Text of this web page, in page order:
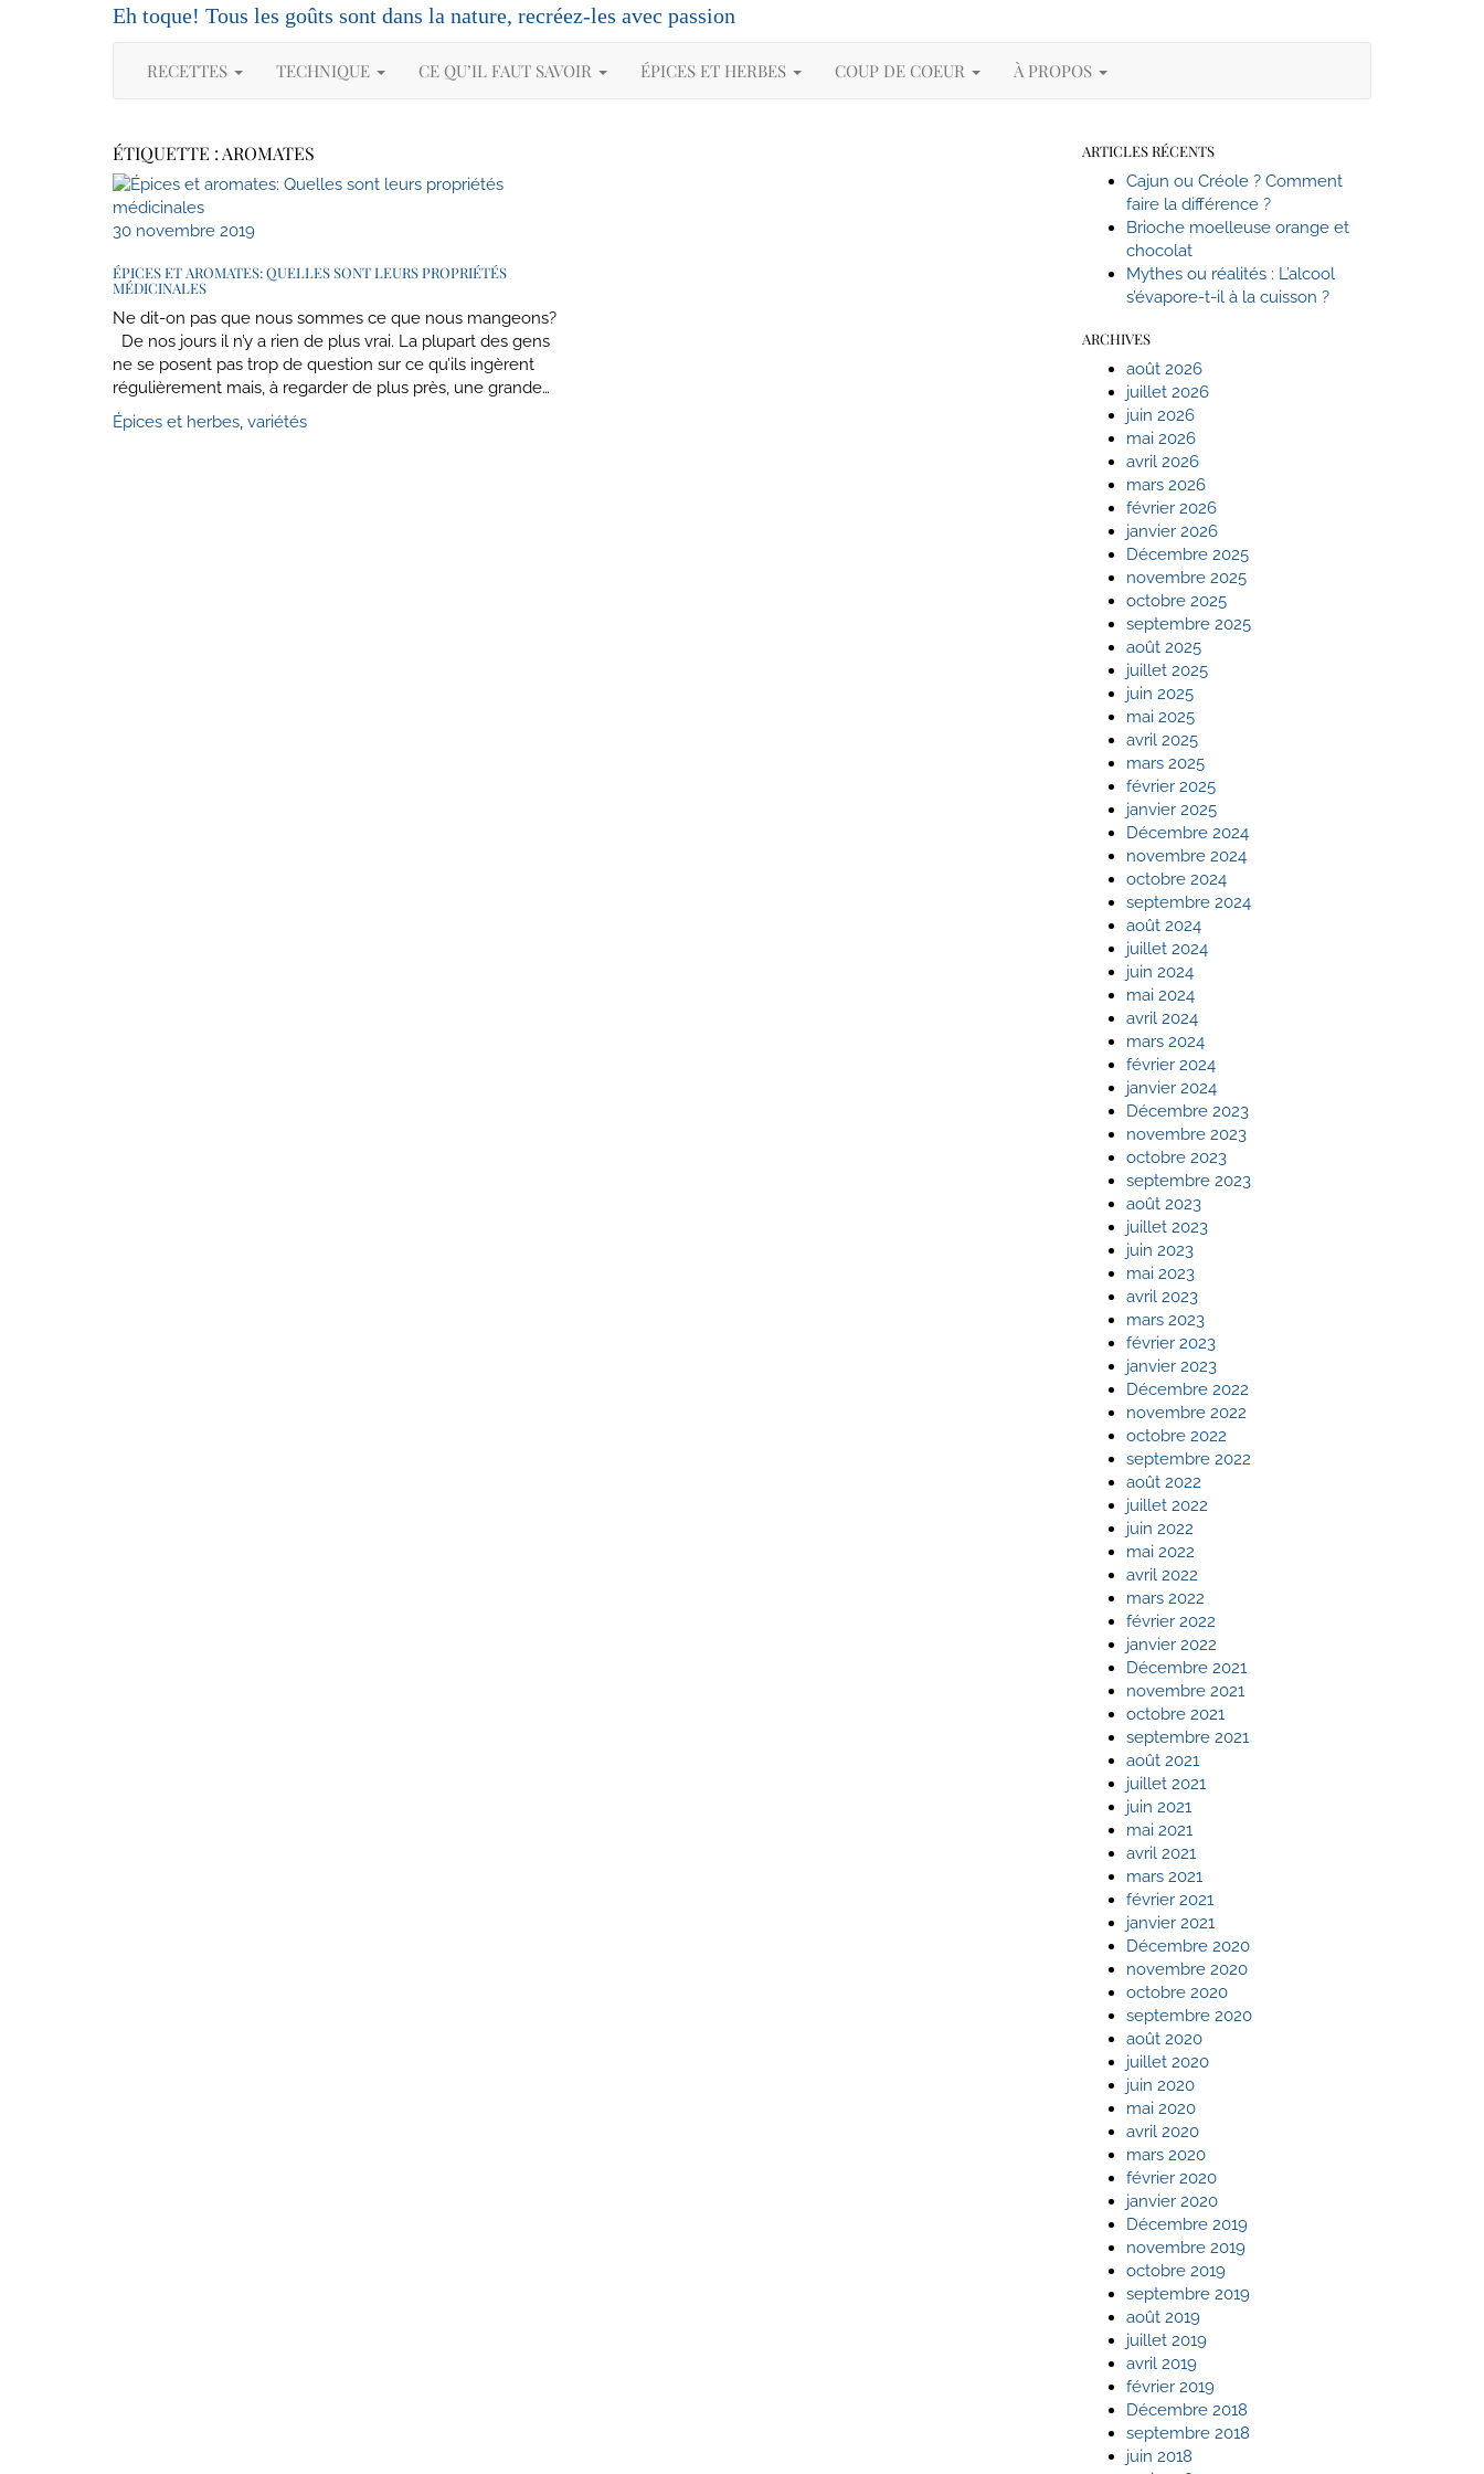
Eh toque! Tous les goûts sont dans la nature, recréez-les avec passion
RECETTES TECHNIQUE CE QU’IL FAUT SAVOIR ÉPICES ET HERBES COUP DE COEUR À PROPOS
ÉTIQUETTE : AROMATES
30 novembre 2019
ÉPICES ET AROMATES: QUELLES SONT LEURS PROPRIÉTÉS
MÉDICINALES
Ne dit-on pas que nous sommes ce que nous mangeons?
De nos jours il n’y a rien de plus vrai. La plupart des gens
ne se posent pas trop de question sur ce qu’ils ingèrent
régulièrement mais, à regarder de plus près, une grande…
Épices et herbes, variétés
ARTICLES RÉCENTS
Cajun ou Créole ? Comment
faire la différence ?
Brioche moelleuse orange et
chocolat
Mythes ou réalités : L’alcool
s’évapore-t-il à la cuisson ?
ARCHIVES
août 2026
juillet 2026
juin 2026
mai 2026
avril 2026
mars 2026
février 2026
janvier 2026
Décembre 2025
novembre 2025
octobre 2025
septembre 2025
août 2025
juillet 2025
juin 2025
mai 2025
avril 2025
mars 2025
février 2025
janvier 2025
Décembre 2024
novembre 2024
octobre 2024
septembre 2024
août 2024
juillet 2024
juin 2024
mai 2024
avril 2024
mars 2024
février 2024
janvier 2024
Décembre 2023
novembre 2023
octobre 2023
septembre 2023
août 2023
juillet 2023
juin 2023
mai 2023
avril 2023
mars 2023
février 2023
janvier 2023
Décembre 2022
novembre 2022
octobre 2022
septembre 2022
août 2022
juillet 2022
juin 2022
mai 2022
avril 2022
mars 2022
février 2022
janvier 2022
Décembre 2021
novembre 2021
octobre 2021
septembre 2021
août 2021
juillet 2021
juin 2021
mai 2021
avril 2021
mars 2021
février 2021
janvier 2021
Décembre 2020
novembre 2020
octobre 2020
septembre 2020
août 2020
juillet 2020
juin 2020
mai 2020
avril 2020
mars 2020
février 2020
janvier 2020
Décembre 2019
novembre 2019
octobre 2019
septembre 2019
août 2019
juillet 2019
avril 2019
février 2019
Décembre 2018
septembre 2018
juin 2018